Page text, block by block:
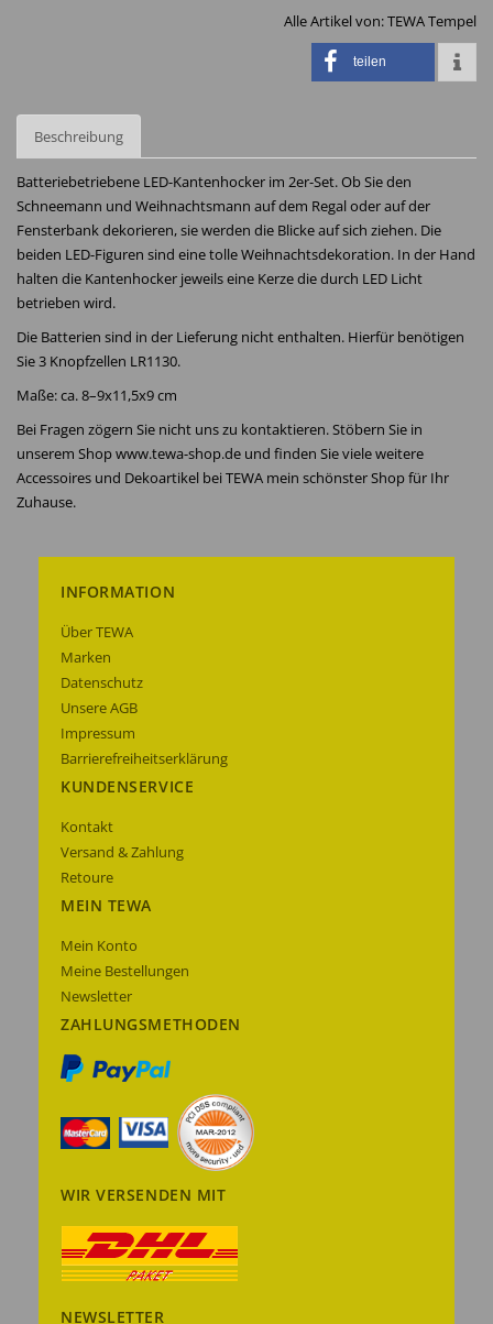
Alle Artikel von:TEWA Tempel
teilen
Beschreibung
Batteriebetriebene LED-Kantenhocker im 2er-Set. Ob Sie den
Schneemann und Weihnachtsmann auf dem Regal oder auf der
Fensterbank dekorieren, sie werden die Blicke auf sich ziehen. Die
beiden LED-Figuren sind eine tolle Weihnachtsdekoration. In der Hand
halten die Kantenhocker jeweils eine Kerze die durch LED Licht
betrieben wird.
Die Batterien sind in der Lieferung nicht enthalten. Hierfür benötigen
Sie 3 Knopfzellen LR1130.
Maße: ca. 8–9x11,5x9 cm
Bei Fragen zögern Sie nicht uns zu kontaktieren. Stöbern Sie in
unserem Shop www.tewa-shop.de und finden Sie viele weitere
Accessoires und Dekoartikel bei TEWA mein schönster Shop für Ihr
Zuhause.
INFORMATION
Über TEWA
Marken
Datenschutz
Unsere AGB
Impressum
Barrierefreiheitserklärung
KUNDENSERVICE
Kontakt
Versand & Zahlung
Retoure
MEIN TEWA
Mein Konto
Meine Bestellungen
Newsletter
ZAHLUNGSMETHODEN
WIR VERSENDEN MIT
NEWSLETTER